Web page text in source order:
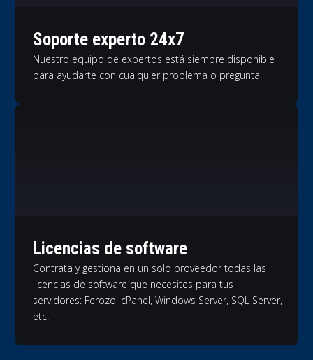
Soporte experto 24x7
Nuestro equipo de expertos está siempre disponible
para ayudarte con cualquier problema o pregunta.
Licencias de software
Contrata y gestiona en un solo proveedor todas las
licencias de software que necesites para tus
servidores: Ferozo, cPanel, Windows Server, SQL Server,
etc.